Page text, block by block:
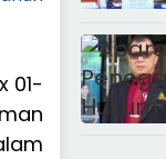
01-